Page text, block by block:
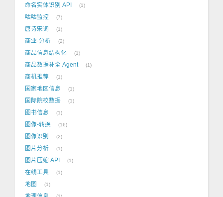
命名实体识别 API 1
咕咕监控 7
唐诗宋词 1
商业-分析 2
商品信息结构化 1
商品数据补全 Agent 1
商机推荐 1
国家地区信息 1
国际院校数据 1
图书信息 1
图像-转换 16
图像识别 2
图片分析 1
图片压缩 API 1
在线工具 1
地图 1